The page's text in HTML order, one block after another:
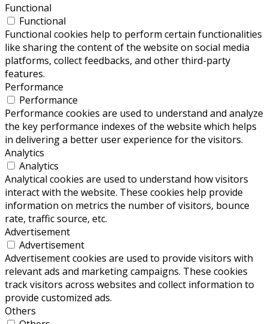
Functional
Functional
Functional cookies help to perform certain functionalities
like sharing the content of the website on social media
platforms, collect feedbacks, and other third-party
features.
Performance
Performance
Performance cookies are used to understand and analyze
the key performance indexes of the website which helps
in delivering a better user experience for the visitors.
Analytics
Analytics
Analytical cookies are used to understand how visitors
interact with the website. These cookies help provide
information on metrics the number of visitors, bounce
rate, traffic source, etc.
Advertisement
Advertisement
Advertisement cookies are used to provide visitors with
relevant ads and marketing campaigns. These cookies
track visitors across websites and collect information to
provide customized ads.
Others